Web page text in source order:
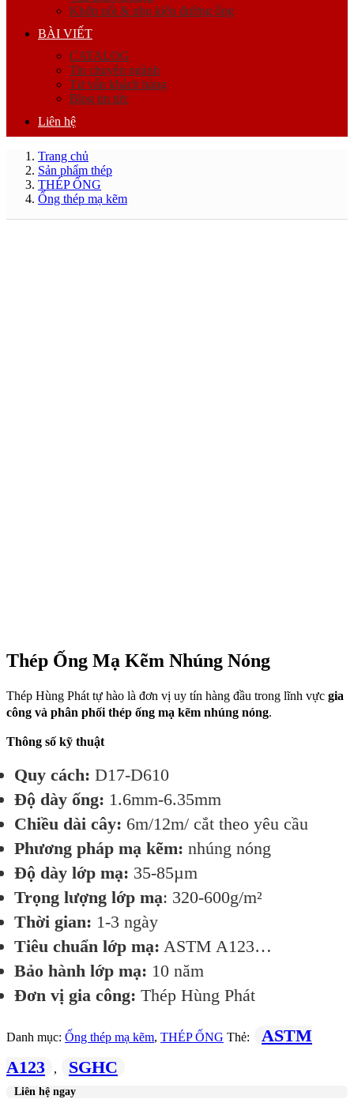
Khớp nối & phụ kiện đường ống
BÀI VIẾT
CATALOG
Tin chuyên ngành
Tư vấn khách hàng
Blog tin tức
Liên hệ
Trang chủ
Sản phẩm thép
THÉP ỐNG
Ống thép mạ kẽm
Thép Ống Mạ Kẽm Nhúng Nóng
Thép Hùng Phát tự hào là đơn vị uy tín hàng đầu trong lĩnh vực gia
công và phân phối thép ống mạ kẽm nhúng nóng.
Thông số kỹ thuật
Quy cách: D17-D610
Độ dày ống: 1.6mm-6.35mm
Chiều dài cây: 6m/12m/ cắt theo yêu cầu
Phương pháp mạ kẽm: nhúng nóng
Độ dày lớp mạ: 35-85µm
Trọng lượng lớp mạ: 320-600g/m²
Thời gian: 1-3 ngày
Tiêu chuẩn lớp mạ: ASTM A123…
Bảo hành lớp mạ: 10 năm
Đơn vị gia công: Thép Hùng Phát
Danh mục: Ống thép mạ kẽm, THÉP ỐNG Thẻ:
ASTM
A123
, SGHC
Liên hệ ngay